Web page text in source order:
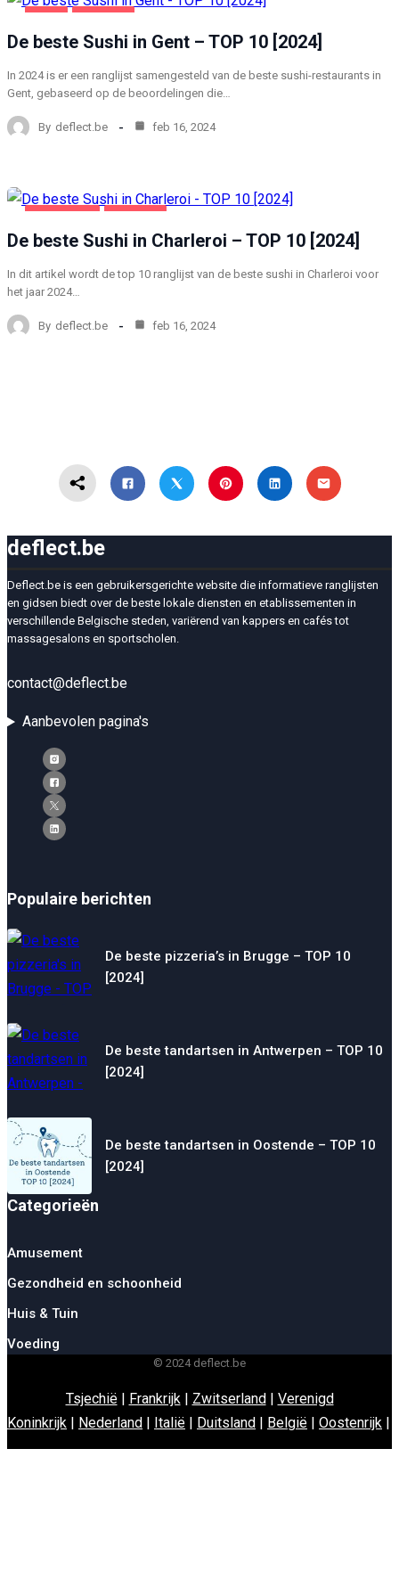
De beste Sushi in Gent – TOP 10 [2024]
In 2024 is er een ranglijst samengesteld van de beste sushi-restaurants in
Gent, gebaseerd op de beoordelingen die…
By deflect.be feb 16, 2024
De beste Sushi in Charleroi – TOP 10 [2024]
In dit artikel wordt de top 10 ranglijst van de beste sushi in Charleroi voor
het jaar 2024…
By deflect.be feb 16, 2024
deflect.be
Deflect.be is een gebruikersgerichte website die informatieve ranglijsten
en gidsen biedt over de beste lokale diensten en etablissementen in
verschillende Belgische steden, variërend van kappers en cafés tot
massagesalons en sportscholen.
contact@deflect.be
Aanbevolen pagina's
Populaire berichten
De beste pizzeria’s in Brugge – TOP 10
[2024]
De beste tandartsen in Antwerpen – TOP 10
[2024]
De beste tandartsen in Oostende – TOP 10
[2024]
Categorieën
Amusement
Gezondheid en schoonheid
Huis & Tuin
Voeding
© 2024 deflect.be
Tsjechië| Frankrijk| Zwitserland
Verenigd
Koninkrijk
Nederland Italië Duitsland België Oostenrijk